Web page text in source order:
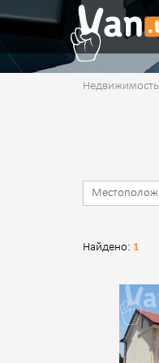
Найдено: 1